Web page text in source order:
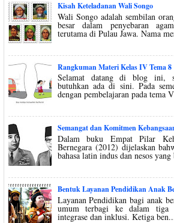
Kisah Keteladanan Wali Songo
Wali Songo adalah sembilan
besar dalam penyebaran
terutama di Pulau Jawa. Nama
Rangkuman Materi Kelas IV Tema 8
Selamat datang di blog ini,
butuhkan ada di sini. Pada
dengan pembelajaran pada tema
Semangat dan Komitmen
Dalam buku Empat Pilar
Bernegara (2012) dijelaskan
bahasa latin indus dan nesos yang
Bentuk Layanan Pendidikan Anak
Layanan Pendidikan bagi anak
umum terbagi ke dalam tiga
integrase dan inklusi. Ketiga